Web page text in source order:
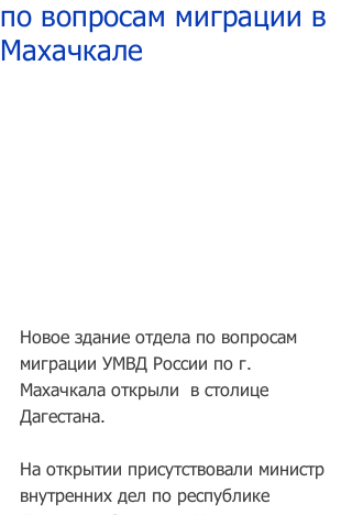
по вопросам миграции в
Махачкале
Новое здание отдела по вопросам
миграции УМВД России по г.
Махачкала открыли  в столице
Дагестана.
На открытии присутствовали министр
внутренних дел по республике